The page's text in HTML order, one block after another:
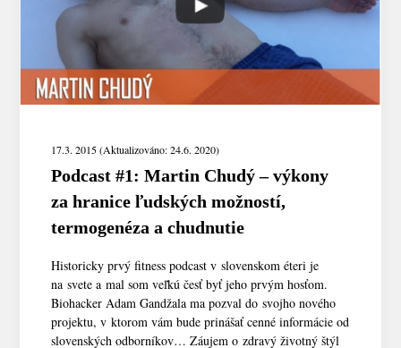
17.3. 2015 (Aktualizováno: 24.6. 2020)
Podcast #1: Martin Chudý – výkony
za hranice ľudských možností,
termogenéza a chudnutie
Historicky prvý fitness podcast v slovenskom éteri je
na svete a mal som veľkú česť byť jeho prvým hosťom.
Biohacker Adam Gandžala ma pozval do svojho nového
projektu, v ktorom vám bude prinášať cenné informácie od
slovenských odborníkov… Záujem o zdravý životný štýl